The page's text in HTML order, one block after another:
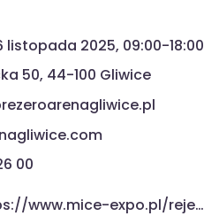
listopada 2025, 09:00-18:00
50, 44-100 Gliwice
00
https://www.mice-expo.pl/rejestracja